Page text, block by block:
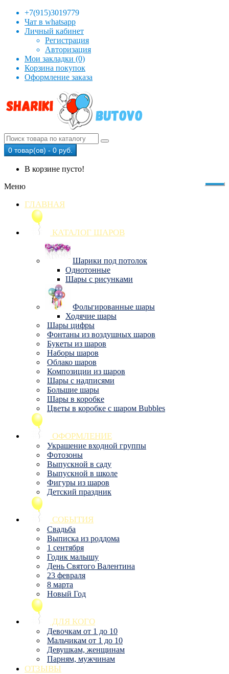
+7(915)3019779
Чат в whatsapp
Личный кабинет
Регистрация
Авторизация
Мои закладки (0)
Корзина покупок
Оформление заказа
0 товар(ов) - 0 руб.
В корзине пусто!
Меню
ГЛАВНАЯ
КАТАЛОГ ШАРОВ
Шарики под потолок
Однотонные
Шары с рисунками
Фольгированные шары
Ходячие шары
Шары цифры
Фонтаны из воздушных шаров
Букеты из шаров
Наборы шаров
Облако шаров
Композиции из шаров
Шары с надписями
Большие шары
Шары в коробке
Цветы в коробке с шаром Bubbles
ОФОРМЛЕНИЕ
Украшение входной группы
Фотозоны
Выпускной в саду
Выпускной в школе
Фигуры из шаров
Детский праздник
СОБЫТИЯ
Свадьба
Выписка из роддома
1 сентября
Годик малышу
День Святого Валентина
23 февраля
8 марта
Новый Год
ДЛЯ КОГО
Девочкам от 1 до 10
Мальчикам от 1 до 10
Девушкам, женщинам
Парням, мужчинам
ОТЗЫВЫ